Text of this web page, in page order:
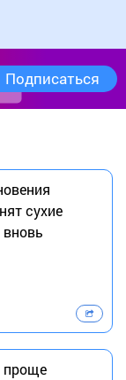
Подписаться
сухие
проще